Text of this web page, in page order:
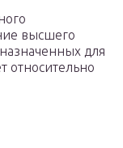
высшего
для
относительно